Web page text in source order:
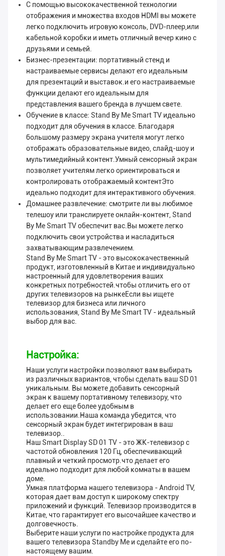
С помощью высококачественной технологии
отображения и множества входов HDMI вы можете
легко подключить игровую консоль, DVD-плеер,или
кабельной коробки и иметь отличный вечер кино с
друзьями и семьей.
Бизнес-презентации: портативный стенд и
настраиваемые сервисы делают его идеальным
для презентаций и выставок.и его настраиваемые
функции делают его идеальным для
представления вашего бренда в лучшем свете.
Обучение в классе: Stand By Me Smart TV идеально
подходит для обучения в классе. Благодаря
большому размеру экрана учителя могут легко
отображать образовательные видео, слайд-шоу и
мультимедийный контент.Умный сенсорный экран
позволяет учителям легко ориентироваться и
контролировать отображаемый контентЭто
идеально подходит для интерактивного обучения.
Домашнее развлечение: смотрите ли вы любимое
телешоу или транслируете онлайн-контент, Stand
By Me Smart TV обеспечит вас.Вы можете легко
подключить свои устройства и насладиться
захватывающим развлечением.
Stand By Me Smart TV - это высококачественный
продукт, изготовленный в Китае и индивидуально
настроенный для удовлетворения ваших
конкретных потребностей.чтобы отличить его от
других телевизоров на рынкеЕсли вы ищете
телевизор для бизнеса или личного
использования, Stand By Me Smart TV - идеальный
выбор для вас.
Настройка:
Наши услуги настройки позволяют вам выбирать
из различных вариантов, чтобы сделать ваш SD 01
уникальным. Вы можете добавить сенсорный
экран к вашему портативному телевизору, что
делает его еще более удобным в
использовании.Наша команда убедится, что
сенсорный экран будет интегрирован в ваш
телевизор..
Наш Smart Display SD 01 TV - это ЖК-телевизор с
частотой обновления 120 Гц, обеспечивающий
плавный и четкий просмотр.что делает его
идеально подходит для любой комнаты в вашем
доме.
Умная платформа нашего телевизора - Android TV,
которая дает вам доступ к широкому спектру
приложений и функций. Телевизор производится в
Китае, что гарантирует его высочайшее качество и
долговечность.
Выберите наши услуги по настройке продукта для
вашего телевизора Standby Me и сделайте его по-
настоящему вашим.